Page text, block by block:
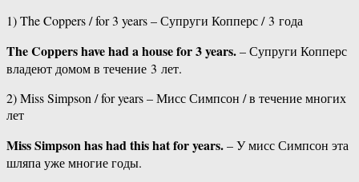
1) The Coppers / for 3 years – Супруги Копперс / 3 года
The Coppers have had a house for 3 years.– Супруги Копперс
владеют домом в течение 3 лет.
2) Miss Simpson / for years – Мисс Симпсон / в течение многих
лет
Miss Simpson has had this hat for years.– У мисс Симпсон эта
шляпа уже многие годы.